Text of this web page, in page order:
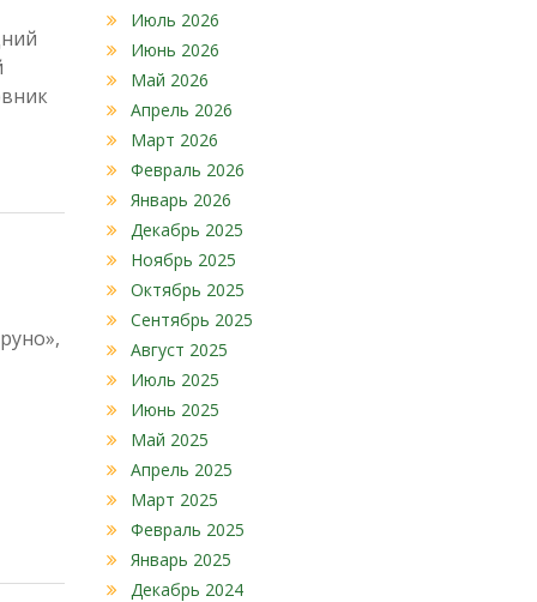
Июль 2026
Июнь 2026
Май 2026
Апрель 2026
Март 2026
Февраль 2026
Январь 2026
Декабрь 2025
Ноябрь 2025
Октябрь 2025
Сентябрь 2025
Август 2025
Июль 2025
Июнь 2025
Май 2025
Апрель 2025
Март 2025
Февраль 2025
Январь 2025
Декабрь 2024